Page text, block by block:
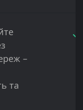
–
та
✓